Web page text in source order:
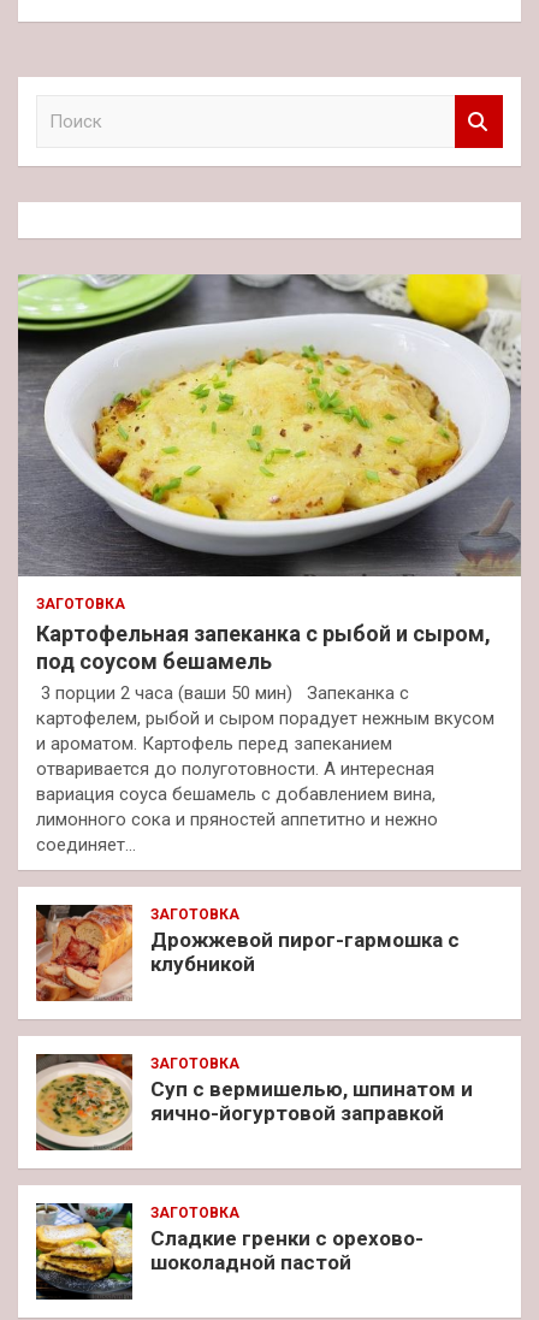
к
ЗАГОТОВКА
Картофельная запеканка с рыбой и сыром,
под соусом бешамель
3 порции 2 часа (ваши 50 мин) Запеканка с
картофелем, рыбой и сыром порадует нежным вкусом
и ароматом. Картофель перед запеканием
отваривается до полуготовности. А интересная
вариация соуса бешамель с добавлением вина,
лимонного сока и пряностей аппетитно и нежно
соединяет…
ЗАГОТОВКА
Дрожжевой пирог-гармошка с
клубникой
ЗАГОТОВКА
Суп с вермишелью, шпинатом и
яично-йогуртовой заправкой
ЗАГОТОВКА
Сладкие гренки с орехово-
шоколадной пастой